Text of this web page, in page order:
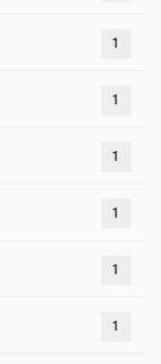
1
1
1
1
1
1